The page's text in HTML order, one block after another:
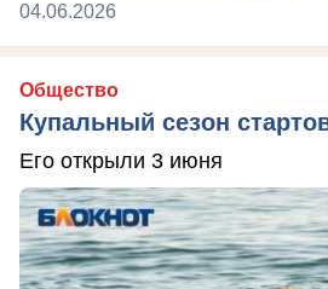
04.06.2026
Общество
Купальный сезон
Его открыли 3 июня